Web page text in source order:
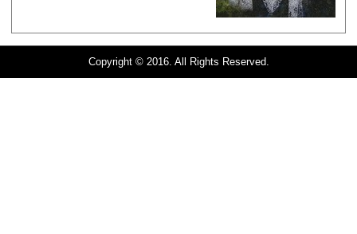
Copyright © 2016. All Rights Reserved.